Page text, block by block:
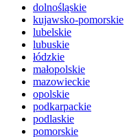
dolnośląskie
kujawsko-pomorskie
lubelskie
lubuskie
łódzkie
małopolskie
mazowieckie
opolskie
podkarpackie
podlaskie
pomorskie